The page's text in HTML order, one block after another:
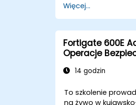
kluczowego
Konfigurować,
problemy z
różnych
Stosować
rozwiązywania
wymagań
Więcej...
Fortigate 600E
Operacje
14 godzin
To szkolenie
na żywo w